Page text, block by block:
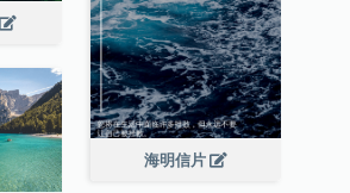
海明信片